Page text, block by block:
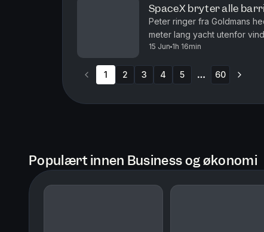
SpaceX bryter alle
Peter ringer fra Goldmans
meter lang yacht utenfor
på uka: SpaceX noteres til
15 Jun 1h 16min
1 2 3 4 5 60
Populært innen Business og økonomi